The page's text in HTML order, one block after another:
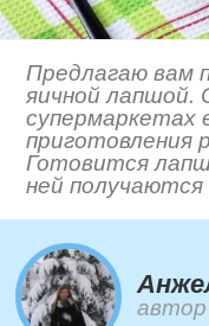
Предлагаю вам
яичной лапшой.
супермаркетах
приготовления
Готовится
ней получаются